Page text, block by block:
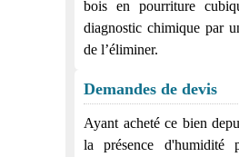
bois en pourriture
diagnostic chimique par
de l’éliminer.
Demandes de devis
Ayant acheté ce bien
la présence